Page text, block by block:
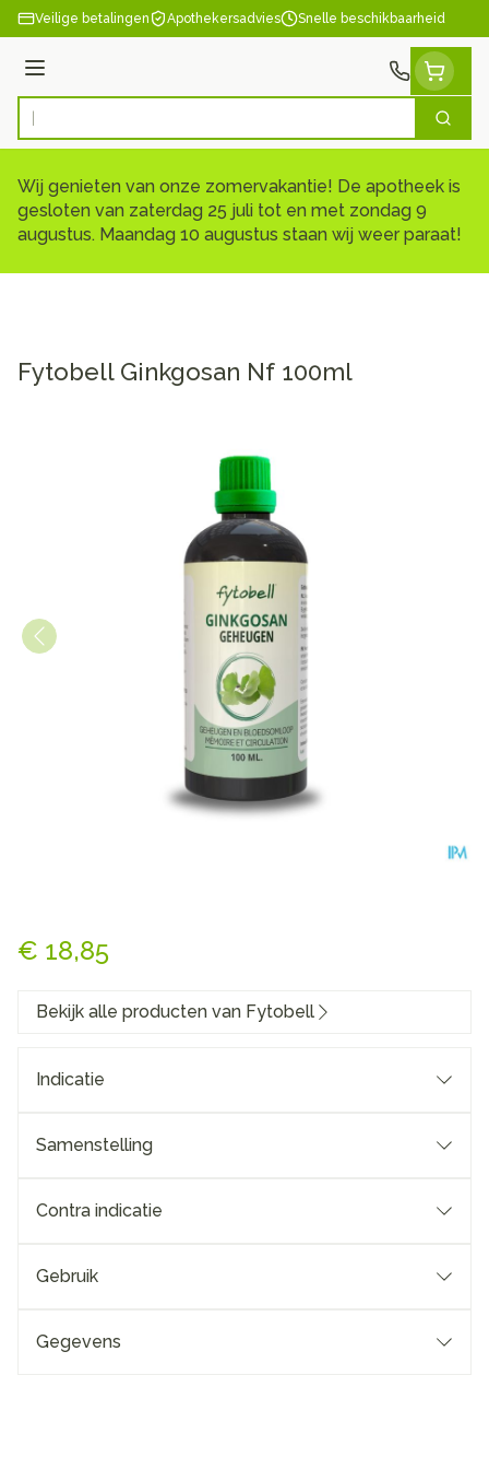
Ga naar de inhoud
Veilige betalingen Apothekersadvies Snelle beschikbaarheid
Menu
Product, merk, categorie... Zoek
Wij genieten van onze zomervakantie! De apotheek is
gesloten van zaterdag 25 juli tot en met zondag 9
augustus. Maandag 10 augustus staan wij weer paraat!
Fytobell Ginkgosan Nf 100ml
€ 18,85
Bekijk alle producten van Fytobell
Indicatie
Samenstelling
Contra indicatie
Gebruik
Gegevens